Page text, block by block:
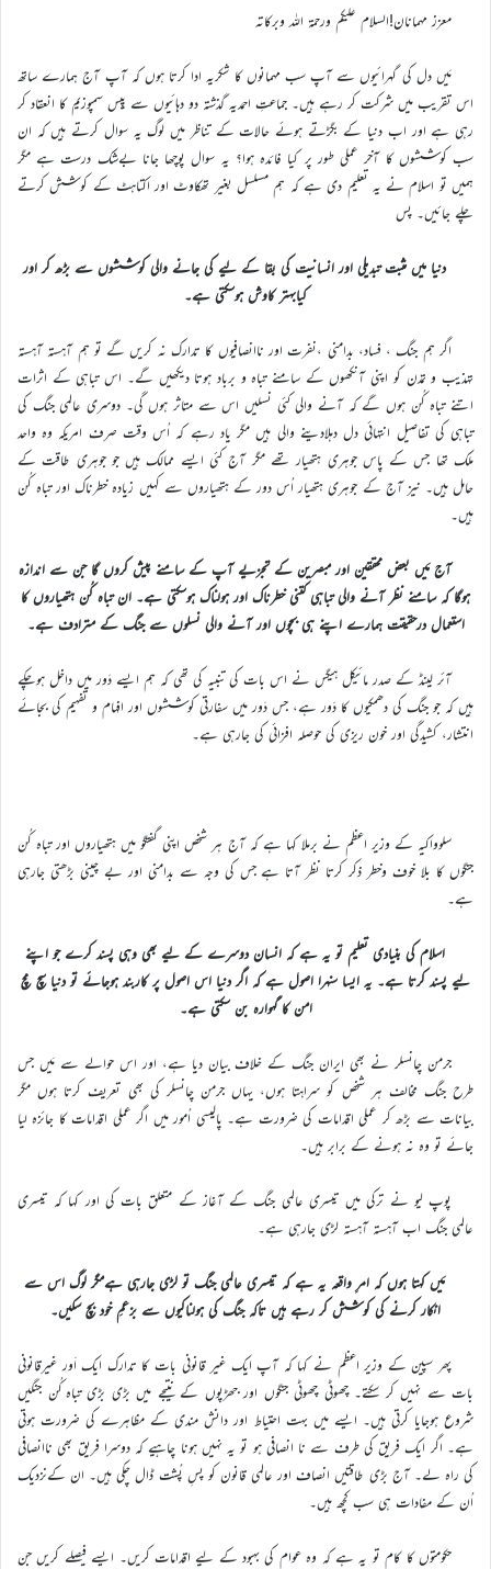
معزز مہمانان!السلام علیکم ورحمة اللہ وبرکاتہ
مَیں دل کی گہرائیوں سے آپ سب مہمانوں کا شکریہ ادا کرتا ہوں کہ آپ آج ہمارے ساتھ
اس تقریب میں شرکت کر رہے ہیں۔ جماعتِ احمدیہ گذشتہ دو دہائیوں سے پِیس سمپوزیم کا انعقاد کر
رہی ہے اور اب دنیا کے بگڑتے ہوئے حالات کے تناظر میں لوگ یہ سوال کرتے ہیں کہ ان
سب کوششوں کا آخر عملی طور پر کیا فائدہ ہوا؟ یہ سوال پوچھا جانا بےشک درست ہے مگر
ہمیں تو اسلام نے یہ تعلیم دی ہے کہ ہم مسلسل بغیر تھکاوٹ اور اکتاہٹ کے کوشش کرتے
چلے جائیں۔ پس
دنیا میں مثبت تبدیلی اور انسانیت کی بقا کے لیے کی جانے والی کوششوں سے بڑھ کر اور
کیابہتر کاوش ہوسکتی ہے۔
اگر ہم جنگ ، فساد، بدامنی ،نفرت اور ناانصافیوں کا تدارک نہ کریں گے تو ہم آہستہ آہستہ
تہذیب و تمدن کو اپنی آنکھوں کے سامنے تباہ و برباد ہوتا دیکھیں گے۔ اس تباہی کے اثرات
اتنے تباہ کُن ہوں گے کہ آنے والی کئی نسلیں اس سے متاثر ہوں گی۔ دوسری عالمی جنگ کی
تباہی کی تفاصیل انتہائی دل دہلادینے والی ہیں مگر یاد رہے کہ اُس وقت صرف امریکہ وہ واحد
ملک تھا جس کے پاس جوہری ہتھیار تھے مگر آج کئی ایسے ممالک ہیں جو جوہری طاقت کے
حامل ہیں۔ نیز آج کے جوہری ہتھیار اُس دور کے ہتھیاروں سے کہیں زیادہ خطرناک اور تباہ کُن
ہیں۔
آج مَیں بعض محققین اور مبصرین کے تجزیے آپ کے سامنے پیش کروں گا جن سے اندازہ
ہوگا کہ سامنے نظر آنے والی تباہی کتنی خطرناک اور ہولناک ہوسکتی ہے۔ ان تباہ کُن ہتھیاروں کا
استعمال درحقیقت ہمارے اپنے ہی بچوں اور آنے والی نسلوں سے جنگ کے مترادف ہے۔
آئر لینڈ کے صدر مائیکل ہیگس نے اس بات کی تنبیہ کی تھی کہ ہم ایسے دَور میں داخل ہوچکے
ہیں کہ جو جنگ کی دھمکیوں کا دَور ہے، جس دَور میں سفارتی کوششوں اور افہام و تفہیم کی بجائے
انتشار، کشیدگی اور خون ریزی کی حوصلہ افزائی کی جارہی ہے۔
سلوواکیہ کے وزیر اعظم نے برملا کہا ہے کہ آج ہر شخص اپنی گفتگو میں ہتھیاروں اور تباہ کُن
جنگوں کا بلا خوف وخطر ذکر کرتا نظر آتا ہے جس کی وجہ سے بدامنی اور بے چینی بڑھتی جارہی
ہے۔
اسلام کی بنیادی تعلیم تو یہ ہے کہ انسان دوسرے کے لیے بھی وہی پسند کرے جو اپنے
لیے پسند کرتا ہے۔ یہ ایسا سنہرا اصول ہے کہ اگر دنیا اس اصول پر کاربند ہوجائے تو دنیا سچ مچ
امن کا گہوارہ بن سکتی ہے۔
جرمن چانسلر نے بھی ایران جنگ کے خلاف بیان دیا ہے، اور اس حوالے سے مَیں جس
طرح جنگ مخالف ہر شخص کو سراہتا ہوں، یہاں جرمن چانسلر کی بھی تعریف کرتا ہوں مگر
بیانات سے بڑھ کر عملی اقدامات کی ضرورت ہے۔ پالیسی اُمور میں اگر عملی اقدامات کا جائزہ لیا
جائے تو وہ نہ ہونے کے برابر ہیں۔
پوپ لیو نے ترکی میں تیسری عالمی جنگ کے آغاز کے متعلق بات کی اور کہا کہ تیسری
عالمی جنگ اب آہستہ آہستہ لڑی جارہی ہے۔
مَیں کہتا ہوں کہ امرِ واقعہ یہ ہے کہ تیسری عالمی جنگ تو لڑی جارہی ہےمگر لوگ اس سے
انکار کرنے کی کوشش کر رہے ہیں تاکہ جنگ کی ہولناکیوں سے بزعمِ خود بچ سکیں۔
پھر سپین کے وزیر اعظم نے کہا کہ آپ ایک غیر قانونی بات کا تدارک ایک اَور غیرقانونی
بات سے نہیں کر سکتے۔ چھوٹی چھوٹی جنگوں اور جھڑپوں کے نتیجے میں بڑی بڑی تباہ کُن جنگیں
شروع ہوجایا کرتی ہیں۔ ایسے میں بہت احتیاط اور دانش مندی کے مظاہرے کی ضرورت ہوتی
ہے۔ اگر ایک فریق کی طرف سے نا انصافی ہو تو یہ نہیں ہونا چاہیے کہ دوسرا فریق بھی ناانصافی
کی راہ لے۔ آج بڑی طاقتیں انصاف اور عالمی قانون کو پسِ پُشت ڈال چکی ہیں۔ ان کےنزدیک
اُن کے مفادات ہی سب کچھ ہیں۔
حکومتوں کا کام تو یہ ہے کہ وہ عوام کی بہبود کے لیے اقدامات کریں۔ ایسے فیصلے کریں جن